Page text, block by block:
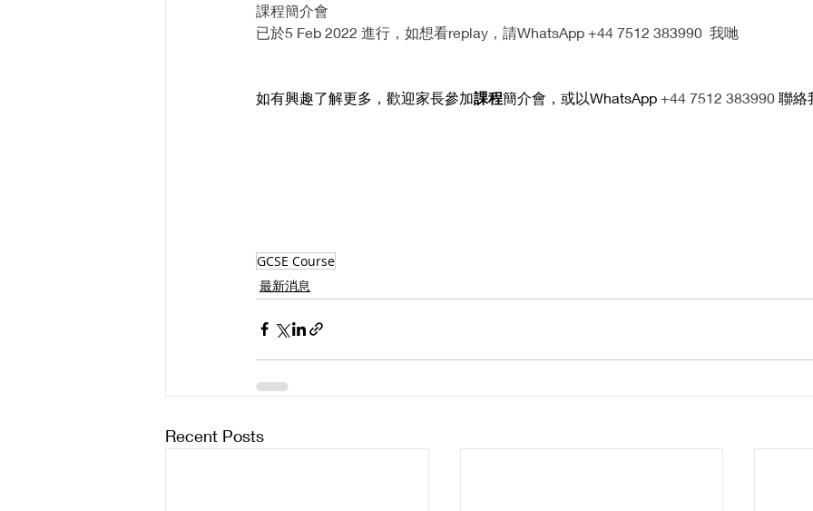
課程簡介會
已於5 Feb 2022 進行，如想看replay，請WhatsApp +44 7512 383990  我哋
如有興趣了解更多，歡迎家長參加課程簡介會，或以WhatsApp +44 7512 383990 聯絡
GCSE Course
最新消息
Recent Posts